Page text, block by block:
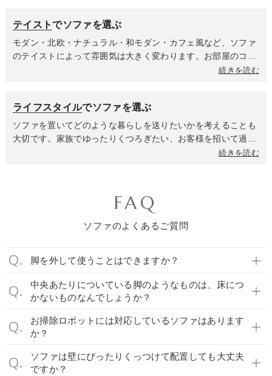
に人気です。普段寝転んで寛ぐことが多い方に支持されてお
り、来客時のベッドとしてや小さいお子様のお昼寝場所として
も活用されています。さらに、カバーが取り外して洗えるカバ
ーリングソファや、L字の向きを自由に変更したりスツール・
る機能が豊富です。
テイストでソファを選ぶ
モダン・北欧・ナチュラル・和モダン・カフェ風など、ソファ
のテイストによって雰囲気は大きく変わります。お部屋のコン
セプトに合わせたソファをまず選ぶことで全体の雰囲気が決ま
ア雑貨も一緒に考えると、より完成度の高いおしゃれなリビン
グに仕上がります。
続きを読む
ライフスタイルでソファを選ぶ
ソファを置いてどのような暮らしを送りたいかを考えることも
大切です。家族でゆったりくつろぎたい、お客様を招いて過ご
したい、テレビや本を楽しみたい、寝転がって休みたい…など
続きを読む
FAQ
ソファのよくあるご質問
脚を外して使うことはできますか？
中央あたりについている脚のようなものは、床につ
かないものなんでしょうか？
お掃除ロボットには対応しているソファはあります
か？
ソファは壁にぴったりくっつけて配置しても大丈夫
ですか？